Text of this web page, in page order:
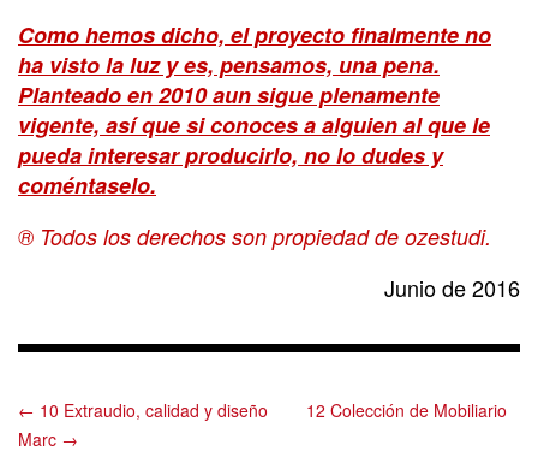
Como hemos dicho, el proyecto finalmente no
ha visto la luz y es, pensamos, una pena.
Planteado en2010aun sigue plenamente
vigente, así que si conoces a alguien al que le
pueda interesar producirlo, no lo dudes y
coméntaselo.
® Todos los derechos son propiedad de ozestudi.
Junio de 2016
← 10 Extraudio, calidad y diseño
12 Colección de Mobiliario
Marc →